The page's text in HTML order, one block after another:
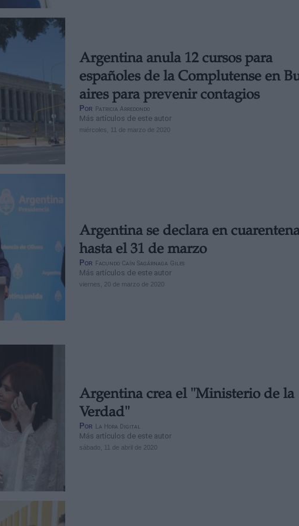
Argentina anula 12 cursos para
españoles de la Complutense en
aires para prevenir contagios
Por Patricia Arredondo
Más artículos de este autor
miércoles, 11 de marzo de 2020
Argentina se declara en
hasta el 31 de marzo
Por Facundo Caín Sagárnaga Giles
Más artículos de este autor
viernes, 20 de marzo de 2020
Argentina crea el "Ministerio de la
Verdad"
Por La Hora Digital
Más artículos de este autor
sábado, 11 de abril de 2020